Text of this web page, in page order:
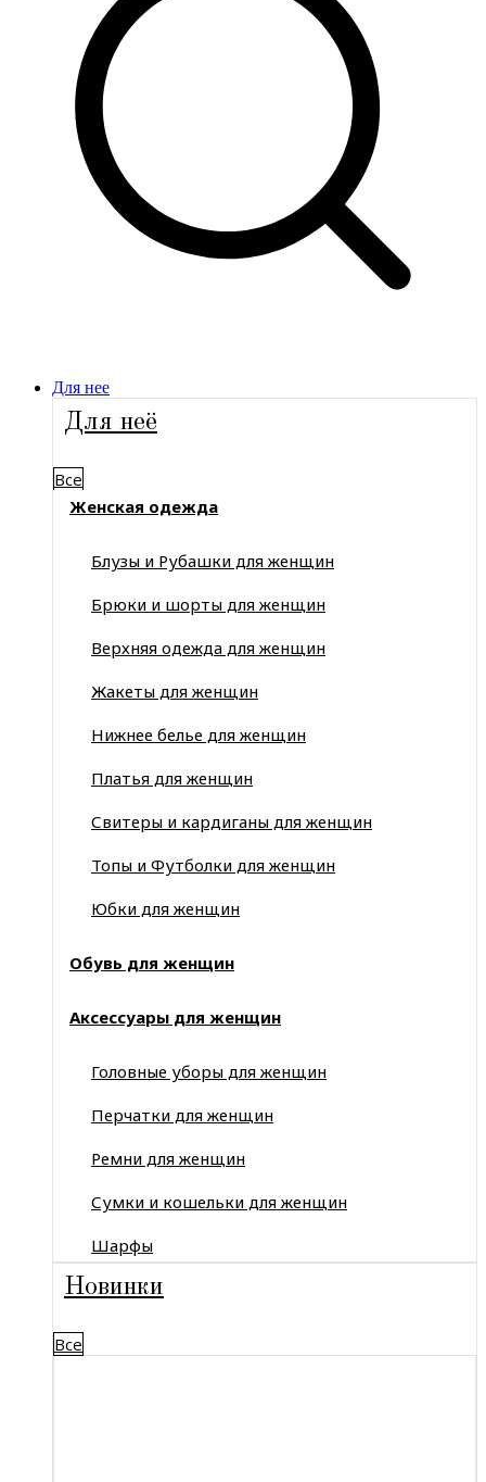
Для нее
Для неё
Все
Женская одежда
Блузы и Рубашки для женщин
Брюки и шорты для женщин
Верхняя одежда для женщин
Жакеты для женщин
Нижнее белье для женщин
Платья для женщин
Свитеры и кардиганы для женщин
Топы и Футболки для женщин
Юбки для женщин
Обувь для женщин
Аксессуары для женщин
Головные уборы для женщин
Перчатки для женщин
Ремни для женщин
Сумки и кошельки для женщин
Шарфы
Новинки
Все